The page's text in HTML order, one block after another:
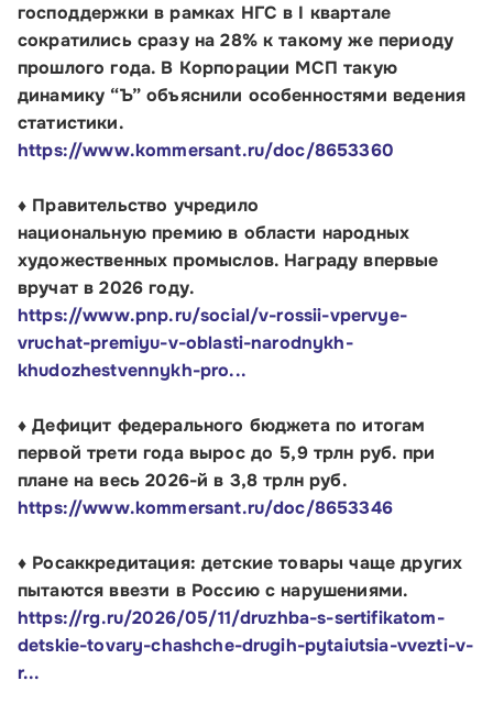
господдержки в рамках НГС в I квартале
сократились сразу на 28% к такому же периоду
прошлого года. В Корпорации МСП такую
динамику “Ъ” объяснили особенностями ведения
статистики.
https://www.kommersant.ru/doc/8653360
♦ Правительство учредило
национальную премию в области народных
художественных промыслов. Награду впервые
вручат в 2026 году.
https://www.pnp.ru/social/v-rossii-vpervye-
vruchat-premiyu-v-oblasti-narodnykh-
khudozhestvennykh-pro...
♦ Дефицит федерального бюджета по итогам
первой трети года вырос до 5,9 трлн руб. при
плане на весь 2026-й в 3,8 трлн руб.
https://www.kommersant.ru/doc/8653346
♦ Росаккредитация: детские товары чаще других
пытаются ввезти в Россию с нарушениями.
https://rg.ru/2026/05/11/druzhba-s-sertifikatom-
detskie-tovary-chashche-drugih-pytaiutsia-vvezti-v-
r...